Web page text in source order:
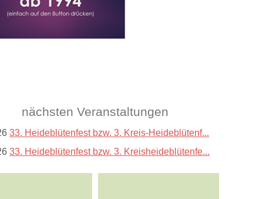
nächsten Veranstaltungen
33. Heideblütenfest bzw. 3. Kreis-Heideblütenf...
33. Heideblütenfest bzw. 3. Kreisheideblütenfe...